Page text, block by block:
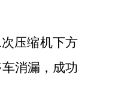
压缩机下方
消漏，成功